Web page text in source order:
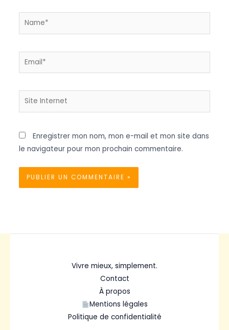
Name*
Email*
Site
Enregistrer mon nom, mon e-mail et mon site dans
le navigateur pour mon prochain commentaire.
Vivre mieux, simplement.
Contact
À propos
Mentions légales
Politique de confidentialité